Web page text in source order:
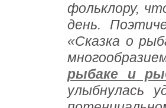
фольклору,
день.
«Сказка о
рыбаке и
улыбнулась